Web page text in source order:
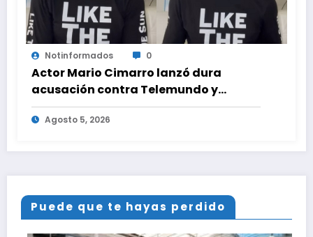
Notinformados 0
Actor Mario Cimarro lanzó dura
acusación contra Telemundo y
advirtió que lo que hacen en su contra
es ilegal en EEUU
Agosto 5, 2026
Puede que te hayas perdido